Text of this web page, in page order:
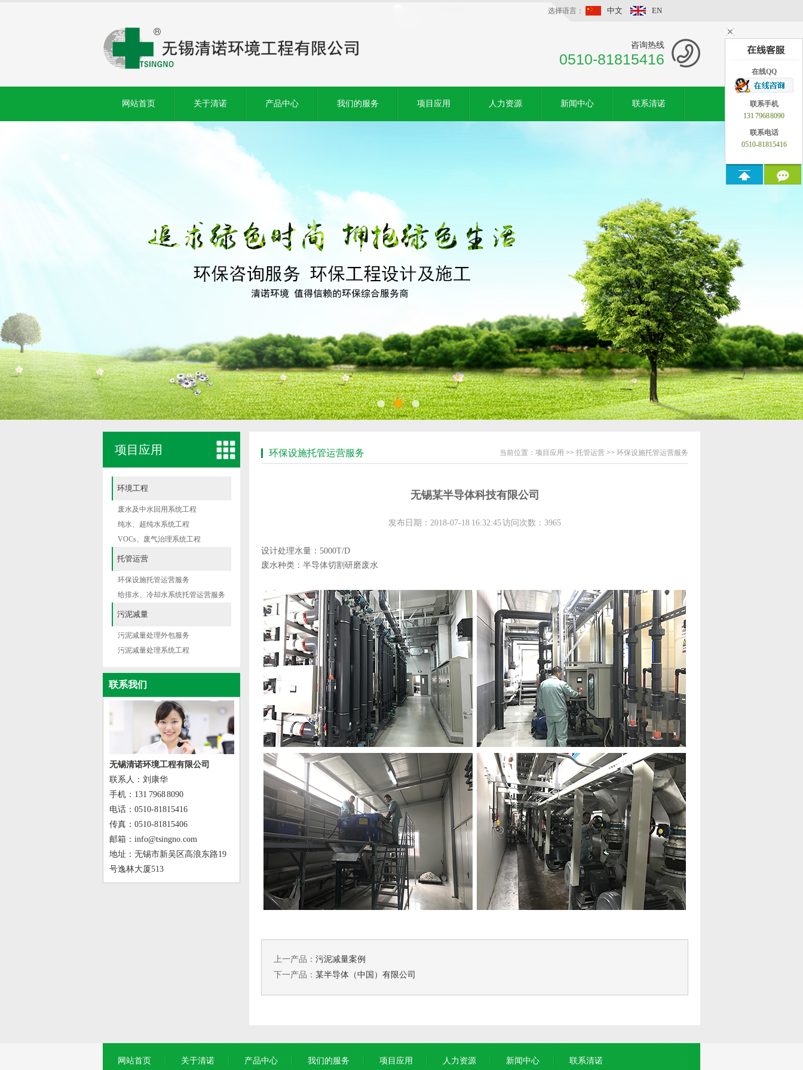
选择语言： 中文 EN
咨询热线
0510-81815416
网站首页 关于清诺 产品中心 我们的服务 项目应用 人力资源 新闻中心 联系清诺
项目应用
环境工程
废水及中水回用系统工程
纯水、超纯水系统工程
VOCs、废气治理系统工程
托管运营
环保设施托管运营服务
给排水、冷却水系统托管运营服务
污泥减量
污泥减量处理外包服务
污泥减量处理系统工程
联系我们
无锡清诺环境工程有限公司
联系人：刘康华
手机：131 7968 8090
电话：0510-81815416
传真：0510-81815406
邮箱：info@tsingno.com
地址：无锡市新吴区高浪东路19
号逸林大厦513
环保设施托管运营服务 当前位置： 项目应用 >> 托管运营 >> 环保设施托管运营服务
无锡某半导体科技有限公司
发布日期：2018-07-18 16:32:45 访问次数：3965
设计处理水量：5000T/D
废水种类：半导体切割研磨废水
上一产品： 污泥减量案例
下一产品： 某半导体（中国）有限公司
网站首页 关于清诺 产品中心 我们的服务 项目应用 人力资源 新闻中心 联系清诺
在线QQ
联系手机
131 7968 8090
联系电话
0510-81815416